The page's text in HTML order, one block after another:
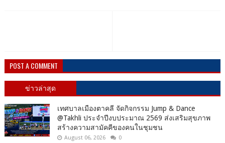
POST A COMMENT
ข่าวล่าสุด
เทศบาลเมืองตาคลี จัดกิจกรรม Jump & Dance
@Takhli ประจำปีงบประมาณ 2569 ส่งเสริมสุขภาพ
สร้างความสามัคคีของคนในชุมชน
August 06, 2026 0